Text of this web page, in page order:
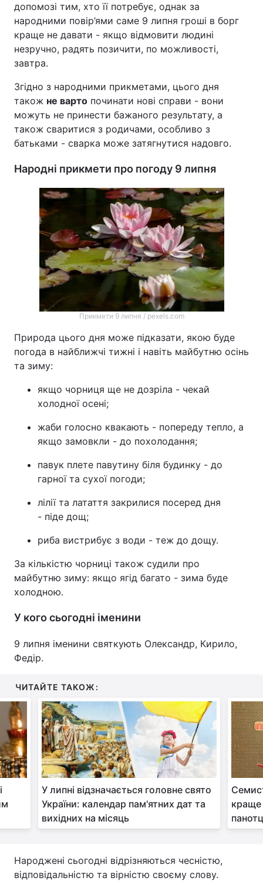
допомозі тим, хто її потребує, однак за
народними повір’ями саме 9 липня гроші в борг
краще не давати - якщо відмовити людині
незручно, радять позичити, по можливості,
завтра.
Згідно з народними прикметами, цього дня
також не варто починати нові справи - вони
можуть не принести бажаного результату, а
також сваритися з родичами, особливо з
батьками - сварка може затягнутися надовго.
Народні прикмети про погоду 9 липня
Прикмети 9 липня / pexels.com
Природа цього дня може підказати, якою буде
погода в найближчі тижні і навіть майбутню осінь
та зиму:
якщо чорниця ще не дозріла - чекай
холодної осені;
жаби голосно квакають - попереду тепло, а
якщо замовкли - до похолодання;
павук плете павутину біля будинку - до
гарної та сухої погоди;
лілії та латаття закрилися посеред дня
- піде дощ;
риба вистрибує з води - теж до дощу.
За кількістю чорниці також судили про
майбутню зиму: якщо ягід багато - зима буде
холодною.
У кого сьогодні іменини
9 липня іменини святкують Олександр, Кирило,
Федір.
ЧИТАЙТЕ ТАКОЖ:
У липні відзначається головне свято
України: календар пам'ятних дат та
вихідних на місяць
краще
Народжені сьогодні відрізняються чесністю,
відповідальністю та вірністю своєму слову.